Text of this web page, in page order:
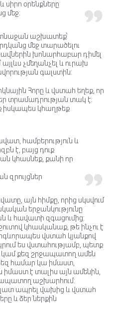
օրենքները
մեջ:
աշխատեք՝
մեջ տարածելու
խոնարհաբար դիմել
այլևս չմեղանչել և ուրախ
գալստին:
Հորը և վստահ եղեք, որ
տրամադրության տակ է:
իսկապես կհաղթեք
համբերություն և
է, բայց դուք
կհասնեք, քանի որ
զրույցներ
այն հիմքը, որից սկսվում
երջանկությունը
և հավատի զգացումից:
կհասկանաք, թե ինչու է
վստահ կյանքով
ես վստահությամբ, պետք
կամ քեզ շրջապատող ամեն
ձեզ համար կա իմաստ,
է տալիս այն ամենին,
աշխարհում:
ապրել վախից և վստահ
և ձեր ներքին